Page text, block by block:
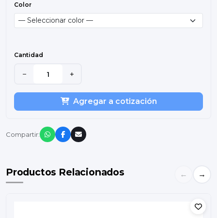
Color
Cantidad
− +
Agregar a cotización
Compartir:
Productos Relacionados ← →